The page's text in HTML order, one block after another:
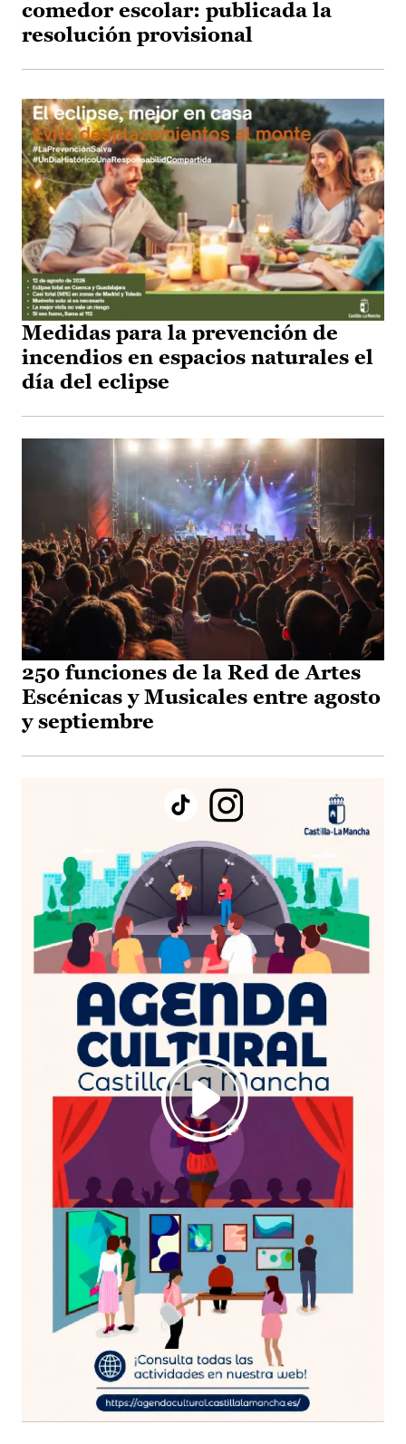
comedor escolar: publicada la
resolución provisional
Medidas para la prevención de
incendios en espacios naturales el
día del eclipse
250 funciones de la Red de Artes
Escénicas y Musicales entre agosto
y septiembre